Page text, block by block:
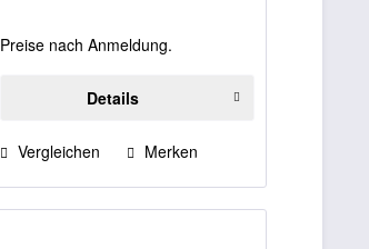
Preise nach Anmeldung.
Details
Vergleichen Merken